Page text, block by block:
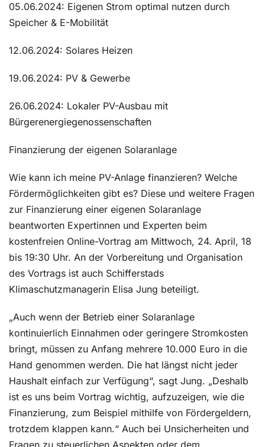
05.06.2024: Eigenen Strom optimal nutzen durch
Speicher & E-Mobilität
12.06.2024: Solares Heizen
19.06.2024: PV & Gewerbe
26.06.2024: Lokaler PV-Ausbau mit
Bürgerenergiegenossenschaften
Finanzierung der eigenen Solaranlage
Wie kann ich meine PV-Anlage finanzieren? Welche
Fördermöglichkeiten gibt es? Diese und weitere Fragen
zur Finanzierung einer eigenen Solaranlage
beantworten Expertinnen und Experten beim
kostenfreien Online-Vortrag am Mittwoch, 24. April, 18
bis 19:30 Uhr. An der Vorbereitung und Organisation
des Vortrags ist auch Schifferstads
Klimaschutzmanagerin Elisa Jung beteiligt.
„Auch wenn der Betrieb einer Solaranlage
kontinuierlich Einnahmen oder geringere Stromkosten
bringt, müssen zu Anfang mehrere 10.000 Euro in die
Hand genommen werden. Die hat längst nicht jeder
Haushalt einfach zur Verfügung“, sagt Jung. „Deshalb
ist es uns beim Vortrag wichtig, aufzuzeigen, wie die
Finanzierung, zum Beispiel mithilfe von Fördergeldern,
trotzdem klappen kann.“ Auch bei Unsicherheiten und